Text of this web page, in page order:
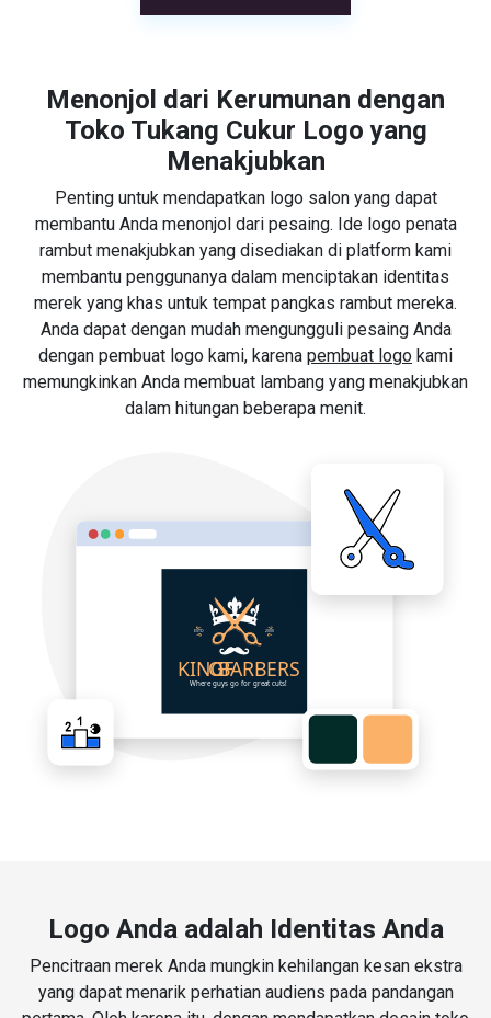
Menonjol dari Kerumunan dengan
Toko Tukang Cukur Logo yang
Menakjubkan
Penting untuk mendapatkan logo salon yang dapat
membantu Anda menonjol dari pesaing. Ide logo penata
rambut menakjubkan yang disediakan di platform kami
membantu penggunanya dalam menciptakan identitas
merek yang khas untuk tempat pangkas rambut mereka.
Anda dapat dengan mudah mengungguli pesaing Anda
dengan pembuat logo kami, karena pembuat logo kami
memungkinkan Anda membuat lambang yang menakjubkan
dalam hitungan beberapa menit.
Logo Anda adalah Identitas Anda
Pencitraan merek Anda mungkin kehilangan kesan ekstra
yang dapat menarik perhatian audiens pada pandangan